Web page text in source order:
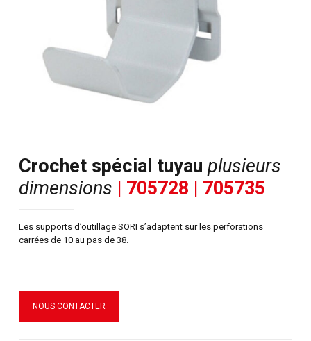
Crochet spécial tuyau plusieurs
dimensions | 705728 | 705735
Les supports d’outillage SORI s’adaptent sur les perforations
carrées de 10 au pas de 38.
NOUS CONTACTER